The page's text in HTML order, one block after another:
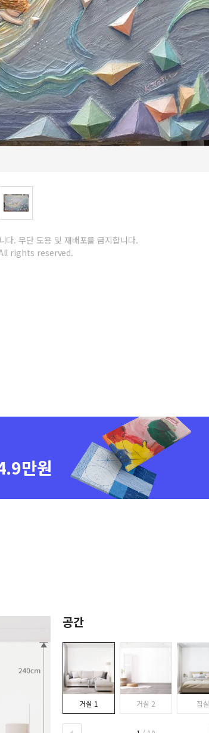
다. 무단 도용 및 재배포를 금지합니다.
rights reserved.
만원
공간
거실 1 거실 2 침실